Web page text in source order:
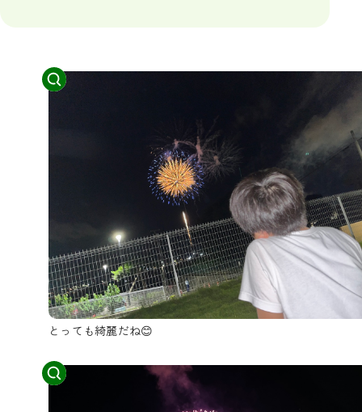
とっても綺麗だね😊